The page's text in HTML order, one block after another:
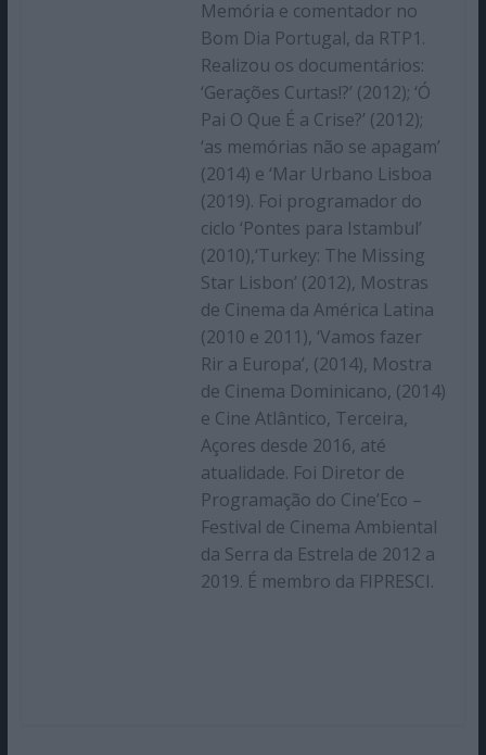
Memória e comentador no
Bom Dia Portugal, da RTP1.
Realizou os documentários:
‘Gerações Curtas!?’ (2012); ‘Ó
Pai O Que É a Crise?’ (2012);
‘as memórias não se apagam’
(2014) e ‘Mar Urbano Lisboa
(2019). Foi programador do
ciclo ‘Pontes para Istambul’
(2010),‘Turkey: The Missing
Star Lisbon’ (2012), Mostras
de Cinema da América Latina
(2010 e 2011), ‘Vamos fazer
Rir a Europa’, (2014), Mostra
de Cinema Dominicano, (2014)
e Cine Atlântico, Terceira,
Açores desde 2016, até
atualidade. Foi Diretor de
Programação do Cine’Eco –
Festival de Cinema Ambiental
da Serra da Estrela de 2012 a
2019. É membro da FIPRESCI.